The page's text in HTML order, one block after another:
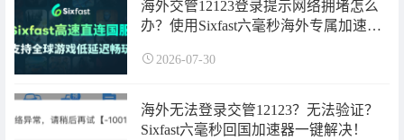
海外交管12123登录提示网络拥堵怎么
办？使用Sixfast六毫秒海外专属加速器
2026-07-30
海外无法登录交管12123？无法验证？
Sixfast六毫秒回国加速器一键解决！